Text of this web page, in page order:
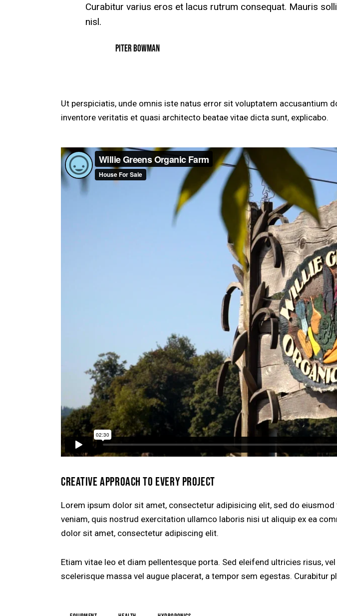
Curabitur varius eros et lacus rutrum consequat. Mauris
nisl.
Piter Bowman
Ut perspiciatis, unde omnis iste natus error sit voluptatem accusantium
inventore veritatis et quasi architecto beatae vitae dicta sunt, explicabo.
CREATIVE APPROACH TO EVERY PROJECT
Lorem ipsum dolor sit amet, consectetur adipisicing elit, sed do
veniam, quis nostrud exercitation ullamco laboris nisi ut aliquip ex ea
dolor sit amet, consectetur adipiscing elit.
Etiam vitae leo et diam pellentesque porta. Sed eleifend ultricies risus,
scelerisque massa vel augue placerat, a tempor sem egestas. Curabitur